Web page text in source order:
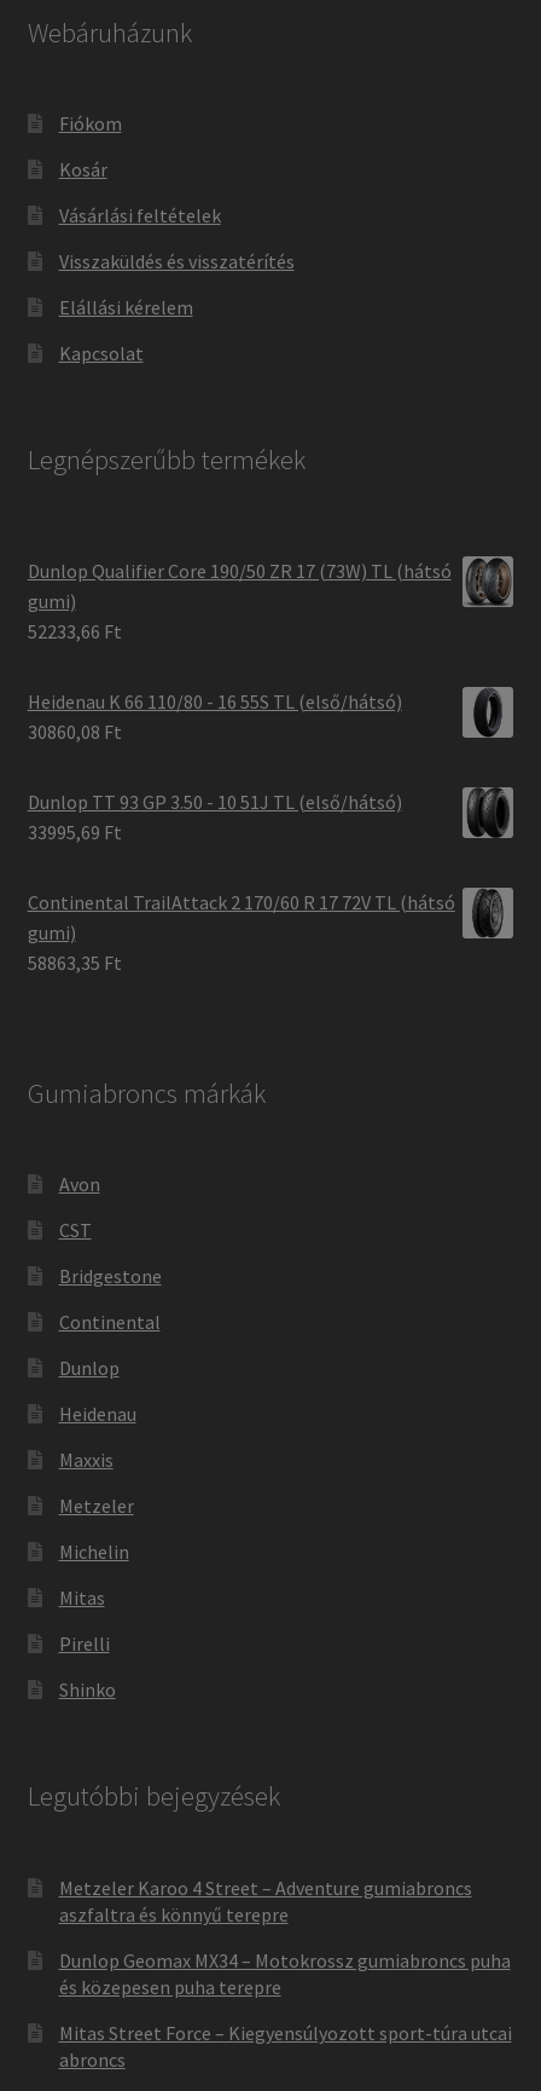
Webáruházunk
Fiókom
Kosár
Vásárlási feltételek
Visszaküldés és visszatérítés
Elállási kérelem
Kapcsolat
Legnépszerűbb termékek
Dunlop Qualifier Core 190/50 ZR 17 (73W) TL (hátsó
gumi)
52233,66 Ft
Heidenau K 66 110/80 - 16 55S TL (első/hátsó)
30860,08 Ft
Dunlop TT 93 GP 3.50 - 10 51J TL (első/hátsó)
33995,69 Ft
Continental TrailAttack 2 170/60 R 17 72V TL (hátsó
gumi)
58863,35 Ft
Gumiabroncs márkák
Avon
CST
Bridgestone
Continental
Dunlop
Heidenau
Maxxis
Metzeler
Michelin
Mitas
Pirelli
Shinko
Legutóbbi bejegyzések
Metzeler Karoo 4 Street – Adventure gumiabroncs
aszfaltra és könnyű terepre
Dunlop Geomax MX34 – Motokrossz gumiabroncs puha
és közepesen puha terepre
Mitas Street Force – Kiegyensúlyozott sport-túra utcai
abroncs